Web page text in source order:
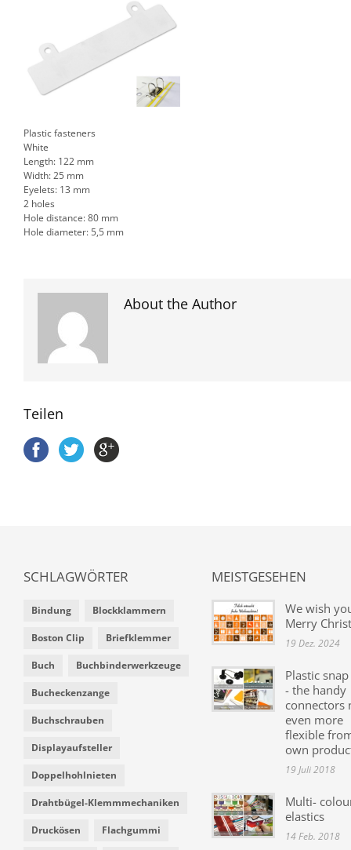
Plastic fasteners
White
Length: 122 mm
Width: 25 mm
Eyelets: 13 mm
2 holes
Hole distance: 80 mm
Hole diameter: 5,5 mm
About the Author
Teilen
SCHLAGWÖRTER
Bindung Blockklammern
Boston Clip Briefklemmer
Buch Buchbinderwerkzeuge
Bucheckenzange
Buchschrauben
Displayaufsteller
Doppelhohlnieten
Drahtbügel-Klemmmechaniken
Druckösen Flachgummi
MEISTGESEHEN
We wish
Merry
19 Dez. 2024
Plastic
- the handy
connectors
even more
flexible
own
19 Juli 2018
Multi-
elastics
14 Feb. 2018